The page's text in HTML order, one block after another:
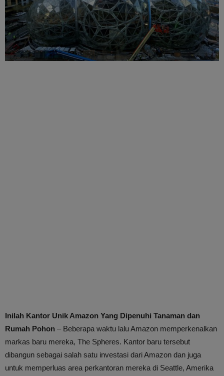
Inilah Kantor Unik Amazon Yang Dipenuhi Tanaman dan
Rumah Pohon – Beberapa waktu lalu Amazon memperkenalkan
markas baru mereka, The Spheres. Kantor baru tersebut
dibangun sebagai salah satu investasi dari Amazon dan juga
untuk memperluas area perkantoran mereka di Seattle, Amerika